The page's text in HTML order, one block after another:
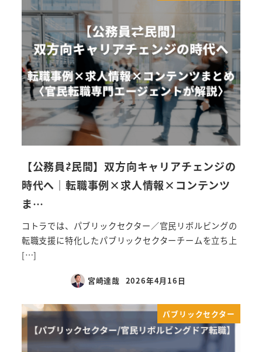
【公務員⇄民間】双方向キャリアチェンジの
時代へ｜転職事例×求人情報×コンテンツ
ま…
コトラでは、パブリックセクター／官民リボルビングの
転職支援に特化したパブリックセクターチームを立ち上
[…]
宮崎達哉 2026年4月16日
パブリックセクター